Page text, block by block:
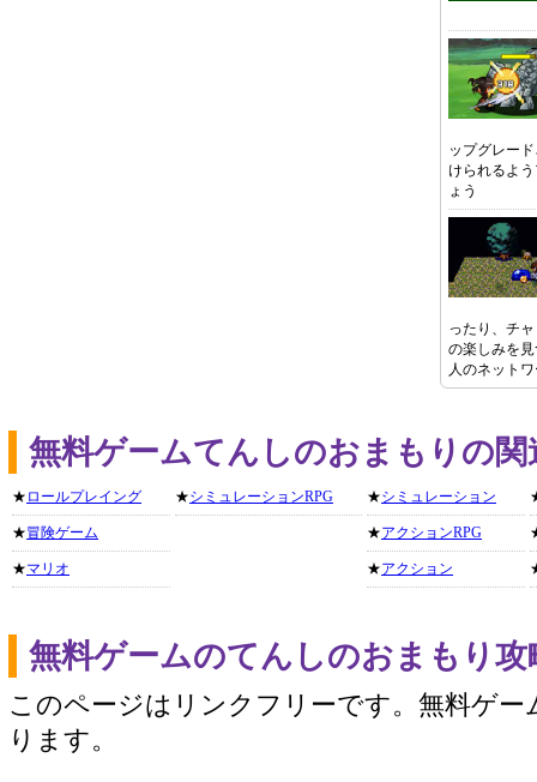
ップグレー
けられるよ
ょう
ったり、チ
の楽しみを
人のネット
無料ゲームてんしのおまもりの
★ ロールプレイング
★冒険ゲーム
★マリオ
★シミュレーションRPG ★シミュレーション
★アクションRPG
★アクション
無料ゲームのてんしのおまもり
このページはリンクフリーです。無料ゲー
ります。